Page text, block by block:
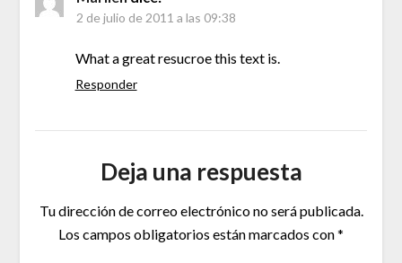
2 de julio de 2011 a las 09:38
What a great resucroe this text is.
Responder
Deja una respuesta
Tu dirección de correo electrónico no será publicada.
Los campos obligatorios están marcados con*